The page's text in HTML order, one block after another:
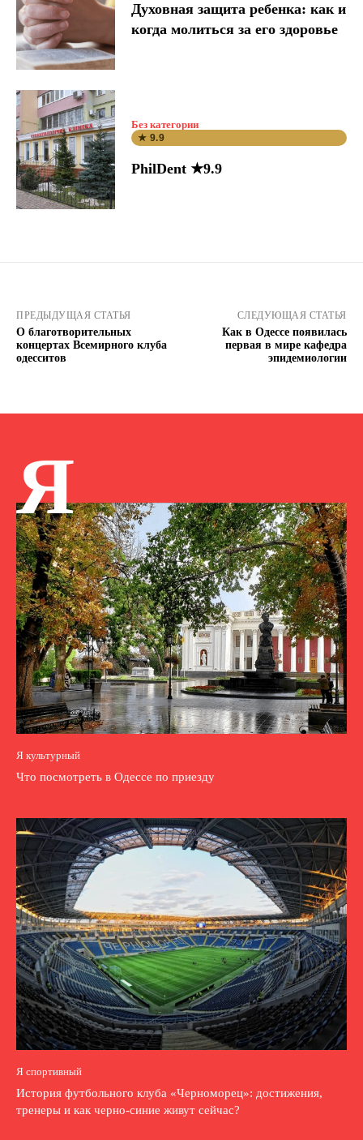
Духовная защита ребенка: как и
когда молиться за его здоровье
Без категории
★ 9.9
PhilDent ★9.9
ПРЕДЫДУЩАЯ СТАТЬЯ
О благотворительных
концертах Всемирного клуба
одесситов
СЛЕДУЮЩАЯ СТАТЬЯ
Как в Одессе появилась
первая в мире кафедра
эпидемиологии
Я
Я культурный
Что посмотреть в Одессе по приезду
Я спортивный
История футбольного клуба «Черноморец»: достижения,
тренеры и как черно-синие живут сейчас?